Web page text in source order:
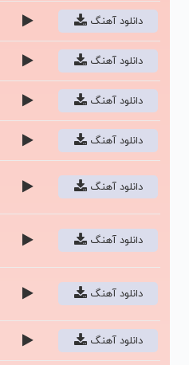
دانلود آهنگ
دانلود آهنگ
دانلود آهنگ
دانلود آهنگ
دانلود آهنگ
دانلود آهنگ
دانلود آهنگ
دانلود آهنگ